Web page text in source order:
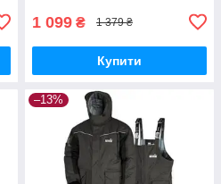
1 099 ₴ 1 379 ₴
Купити
–13%